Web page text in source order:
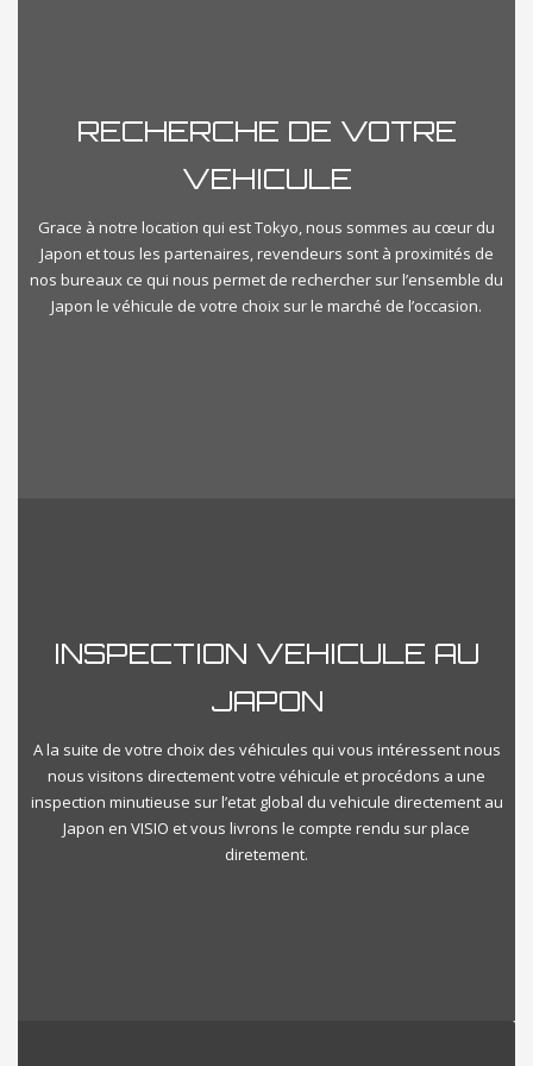
Kilometrage
Km500 Km350000
RECHERCHE DE VOTRE
VEHICULE
Grace à notre location qui est Tokyo, nous sommes au cœur du
Japon et tous les partenaires, revendeurs sont à proximités de
nos bureaux ce qui nous permet de rechercher sur l’ensemble du
Japon le véhicule de votre choix sur le marché de l’occasion.
INSPECTION VEHICULE AU
JAPON
A la suite de votre choix des véhicules qui vous intéressent nous
nous visitons directement votre véhicule et procédons a une
inspection minutieuse sur l’etat global du vehicule directement au
Japon en VISIO et vous livrons le compte rendu sur place
diretement.